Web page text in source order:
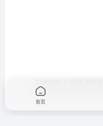
2023015936号-5
首页